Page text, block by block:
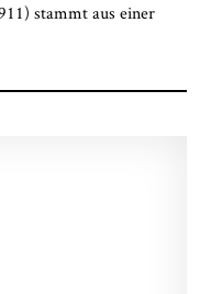
stammt aus einer